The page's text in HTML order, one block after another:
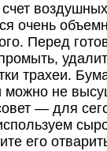
очень
Перед
трахеи.
можно не
— для
его